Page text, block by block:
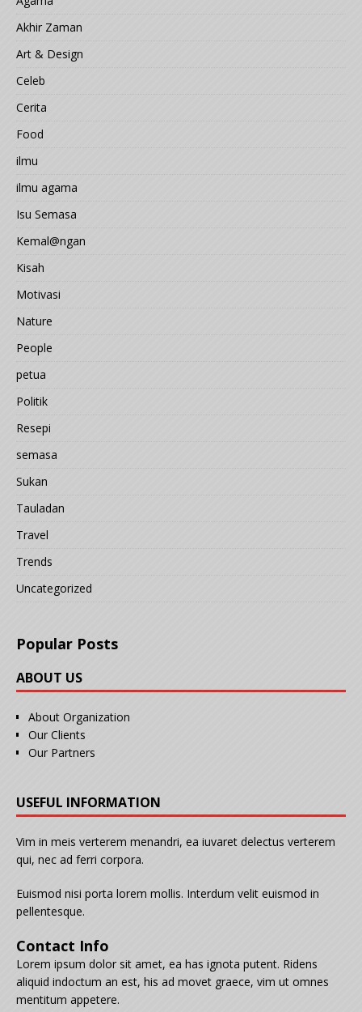
Akhir Zaman
Art & Design
Celeb
Cerita
Food
ilmu
ilmu agama
Isu Semasa
Kemal@ngan
Kisah
Motivasi
Nature
People
petua
Politik
Resepi
semasa
Sukan
Tauladan
Travel
Trends
Uncategorized
Popular Posts
ABOUT US
About Organization
Our Clients
Our Partners
USEFUL INFORMATION
Vim in meis verterem menandri, ea iuvaret delectus verterem
qui, nec ad ferri corpora.
Euismod nisi porta lorem mollis. Interdum velit euismod in
pellentesque.
Contact Info
Lorem ipsum dolor sit amet, ea has ignota putent. Ridens
aliquid indoctum an est, his ad movet graece, vim ut omnes
mentitum appetere.